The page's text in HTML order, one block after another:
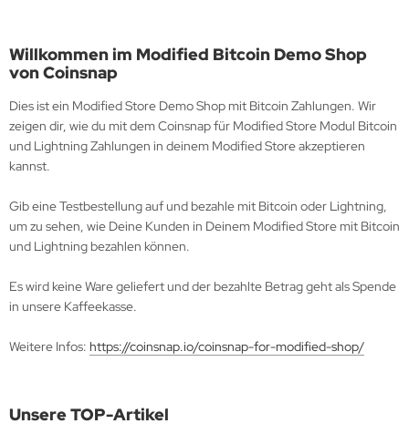
Willkommen im Modified Bitcoin Demo Shop
von Coinsnap
Dies ist ein Modified Store Demo Shop mit Bitcoin Zahlungen. Wir
zeigen dir, wie du mit dem Coinsnap für Modified Store Modul Bitcoin
und Lightning Zahlungen in deinem Modified Store akzeptieren
kannst.
Gib eine Testbestellung auf und bezahle mit Bitcoin oder Lightning,
um zu sehen, wie Deine Kunden in Deinem Modified Store mit Bitcoin
und Lightning bezahlen können.
Es wird keine Ware geliefert und der bezahlte Betrag geht als Spende
in unsere Kaffeekasse.
Weitere Infos: https://coinsnap.io/coinsnap-for-modified-shop/
Unsere TOP-Artikel